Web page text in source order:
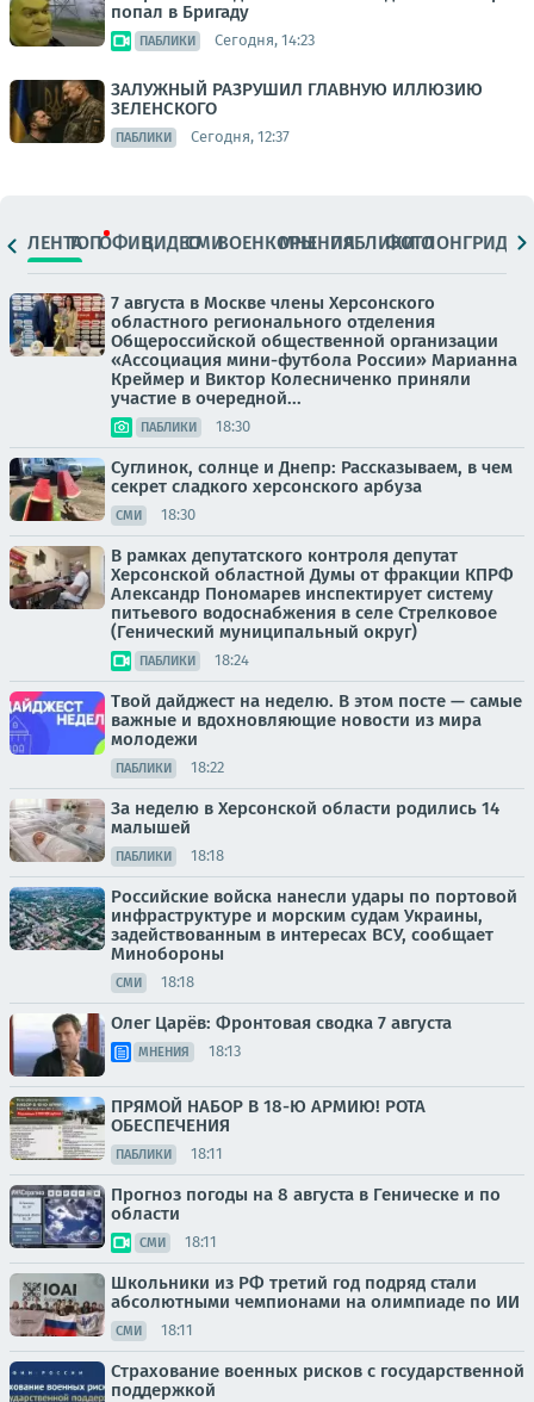
попал в Бригаду
ПАБЛИКИ Сегодня, 14:23
ЗАЛУЖНЫЙ РАЗРУШИЛ ГЛАВНУЮ ИЛЛЮЗИЮ
ЗЕЛЕНСКОГО
ПАБЛИКИ Сегодня, 12:37
ЛЕНТАТОПОФИЦ.ВИДЕОСМИВОЕНКОРЫМНЕНИЯПАБЛИКИ
ФОТОЛОНГРИДЫ
7 августа в Москве члены Херсонского
областного регионального отделения
Общероссийской общественной организации
«Ассоциация мини-футбола России» Марианна
Креймер и Виктор Колесниченко приняли
участие в очередной...
ПАБЛИКИ 18:30
Суглинок, солнце и Днепр: Рассказываем, в чем
секрет сладкого херсонского арбуза
СМИ 18:30
В рамках депутатского контроля депутат
Херсонской областной Думы от фракции КПРФ
Александр Пономарев инспектирует систему
питьевого водоснабжения в селе Стрелковое
(Генический муниципальный округ)
ПАБЛИКИ 18:24
Твой дайджест на неделю. В этом посте — самые
важные и вдохновляющие новости из мира
молодежи
ПАБЛИКИ 18:22
За неделю в Херсонской области родились 14
малышей
ПАБЛИКИ 18:18
Российские войска нанесли удары по портовой
инфраструктуре и морским судам Украины,
задействованным в интересах ВСУ, сообщает
Минобороны
СМИ 18:18
Олег Царёв: Фронтовая сводка 7 августа
МНЕНИЯ 18:13
ПРЯМОЙ НАБОР В 18-Ю АРМИЮ! РОТА
ОБЕСПЕЧЕНИЯ
ПАБЛИКИ 18:11
Прогноз погоды на 8 августа в Геническе и по
области
СМИ 18:11
Школьники из РФ третий год подряд стали
абсолютными чемпионами на олимпиаде по ИИ
СМИ 18:11
Страхование военных рисков с государственной
поддержкой